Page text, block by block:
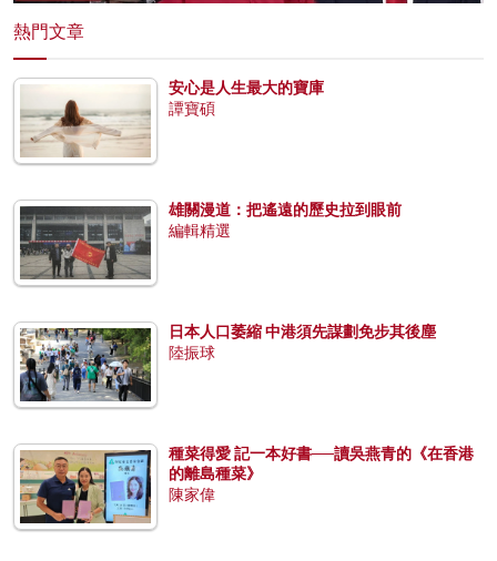
熱門文章
安心是人生最大的寶庫
譚寶碩
雄關漫道：把遙遠的歷史拉到眼前
編輯精選
日本人口萎縮 中港須先謀劃免步其後塵
陸振球
種菜得愛 記一本好書──讀吳燕青的《在香港
的離島種菜》
陳家偉